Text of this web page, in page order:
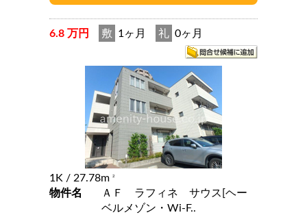
6.8 万円 敷 1ヶ月 礼 0ヶ月
1K / 27.78m 2
物件名
ＡＦ ラフィネ サウス[ヘー
ベルメゾン・Wi-F..